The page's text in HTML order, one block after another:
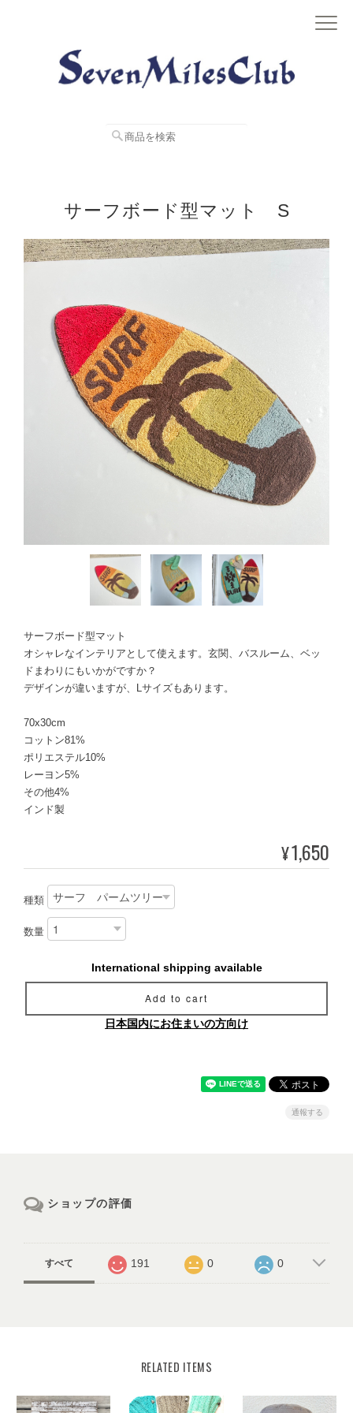
サーフボード型マット S
サーフボード型マット
オシャレなインテリアとして使えます。玄関、バスルーム、ベッ
ドまわりにもいかがですか？
デザインが違いますが、Lサイズもあります。
70x30cm
コットン81%
ポリエステル10%
レーヨン5%
その他4%
インド製
¥1,650
種類
数量
International shipping available
Add to cart
日本国内にお住まいの方向け
通報する
ショップの評価
すべて 191 0 0
RELATED ITEMS